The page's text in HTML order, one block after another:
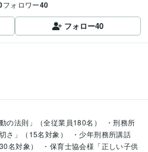
フォロワー40
フォロー40
の法則」（全従業員180名）
・刑務所
さ」（15名対象）
・少年刑務所講話
名対象）
・保育士協会様「正しい子供